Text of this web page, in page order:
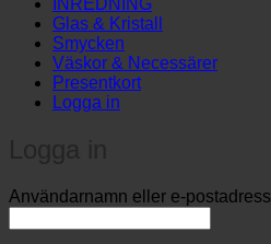
INREDNING
Glas & Kristall
Smycken
Väskor & Necessärer
Presentkort
Logga in
Användarnamn eller e-postadress